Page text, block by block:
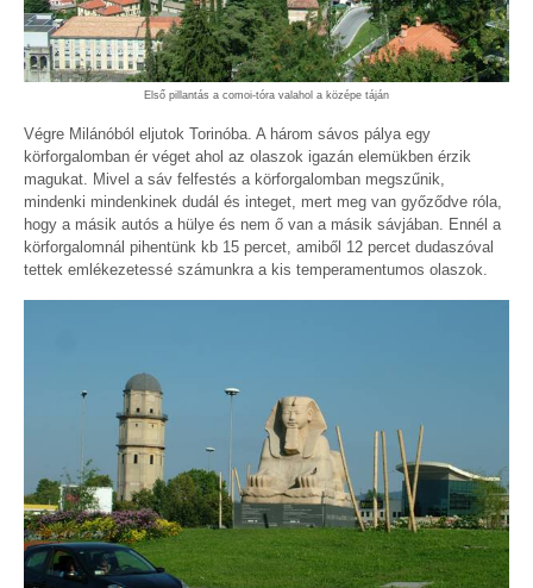
Első pillantás a comoi-tóra valahol a középe táján
Végre Milánóból eljutok Torinóba. A három sávos pálya egy
körforgalomban ér véget ahol az olaszok igazán elemükben érzik
magukat. Mivel a sáv felfestés a körforgalomban megszűnik,
mindenki mindenkinek dudál és integet, mert meg van győződve róla,
hogy a másik autós a hülye és nem ő van a másik sávjában. Ennél a
körforgalomnál pihentünk kb 15 percet, amiből 12 percet dudaszóval
tettek emlékezetessé számunkra a kis temperamentumos olaszok.